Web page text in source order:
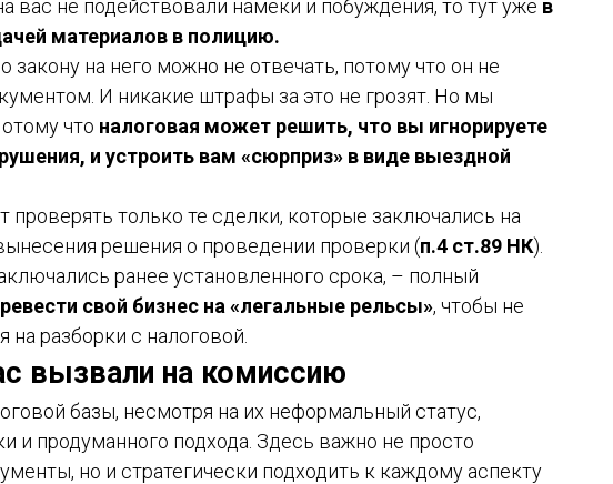
вас не подействовали намеки и побуждения, то тут уже в
материалов в полицию.
закону на него можно не отвечать, потому что он не
И никакие штрафы за это не грозят. Но мы
что налоговая может решить, что вы игнорируете
и устроить вам «сюрприз» в виде выездной
проверять только те сделки, которые заключались на
решения о проведении проверки (п.4 ст.89 НК).
ранее установленного срока, – полный
свой бизнес на «легальные рельсы», чтобы не
разборки с налоговой.
вызвали на комиссию
базы, несмотря на их неформальный статус,
и продуманного подхода. Здесь важно не просто
но и стратегически подходить к каждому аспекту